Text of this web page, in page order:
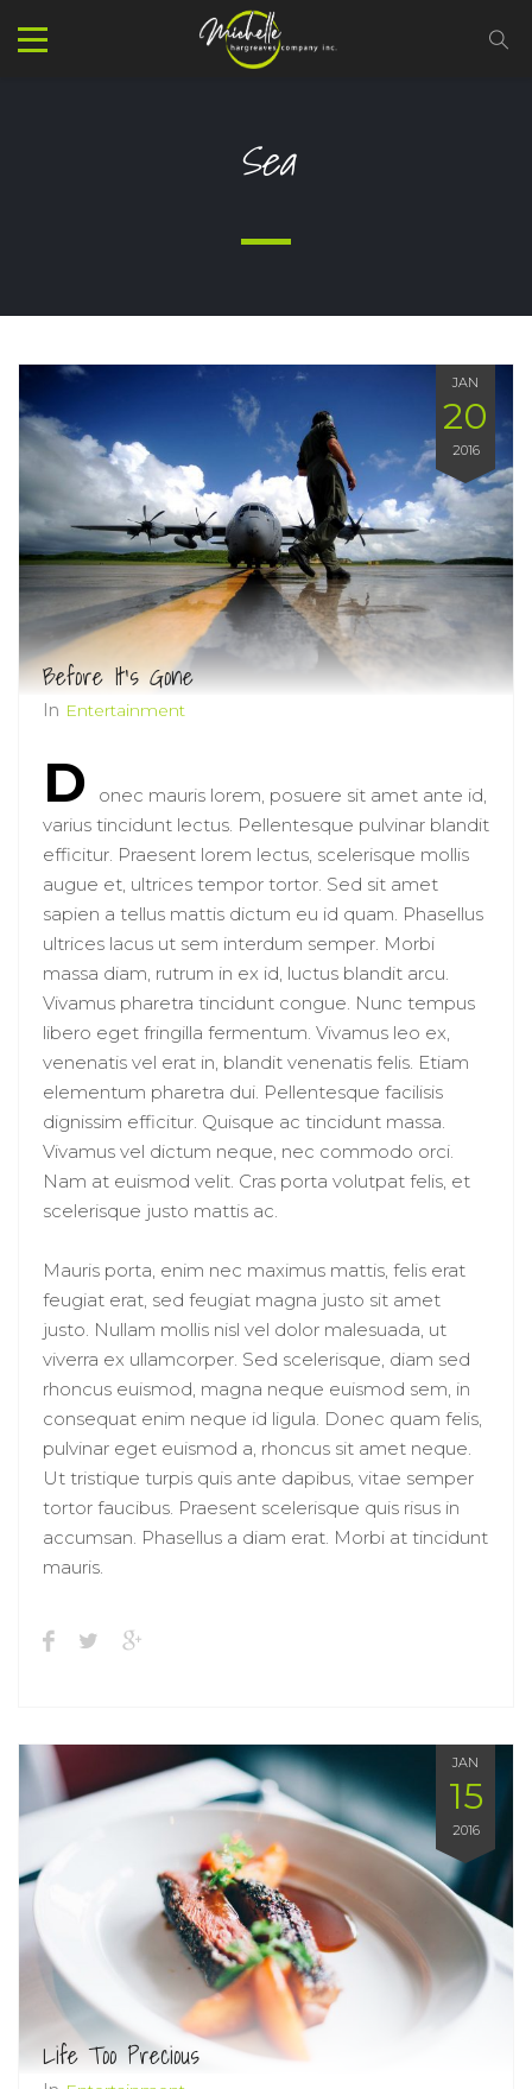
Sea
JAN
20
2016
Before It’s Gone
In Entertainment
D
onec mauris lorem, posuere sit amet ante id,
varius tincidunt lectus. Pellentesque pulvinar blandit
efficitur. Praesent lorem lectus, scelerisque mollis
augue et, ultrices tempor tortor. Sed sit amet
sapien a tellus mattis dictum eu id quam. Phasellus
ultrices lacus ut sem interdum semper. Morbi
massa diam, rutrum in ex id, luctus blandit arcu.
Vivamus pharetra tincidunt congue. Nunc tempus
libero eget fringilla fermentum. Vivamus leo ex,
venenatis vel erat in, blandit venenatis felis. Etiam
elementum pharetra dui. Pellentesque facilisis
dignissim efficitur. Quisque ac tincidunt massa.
Vivamus vel dictum neque, nec commodo orci.
Nam at euismod velit. Cras porta volutpat felis, et
scelerisque justo mattis ac.
Mauris porta, enim nec maximus mattis, felis erat
feugiat erat, sed feugiat magna justo sit amet
justo. Nullam mollis nisl vel dolor malesuada, ut
viverra ex ullamcorper. Sed scelerisque, diam sed
rhoncus euismod, magna neque euismod sem, in
consequat enim neque id ligula. Donec quam felis,
pulvinar eget euismod a, rhoncus sit amet neque.
Ut tristique turpis quis ante dapibus, vitae semper
tortor faucibus. Praesent scelerisque quis risus in
accumsan. Phasellus a diam erat. Morbi at tincidunt
mauris.
JAN
15
2016
Life Too Precious